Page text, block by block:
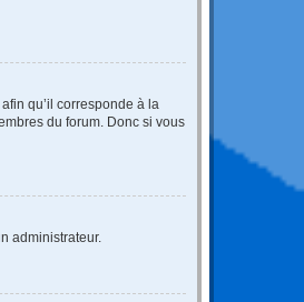
qu’il corresponde à la
du forum. Donc si vous
administrateur.